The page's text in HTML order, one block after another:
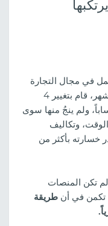
يرتكبها
في مجال التجارة
الإلكترونية عبر الحدود قائلاً: خلال ثلاثة أشهر، قام بتغيير 4
بروكسي، وسجل أكثر من 50 حساباً، ولم ينجُ منها سوى
الوقت، وتكاليف
خسارته بأكثر من
تكن المنصات
في أن طريقة